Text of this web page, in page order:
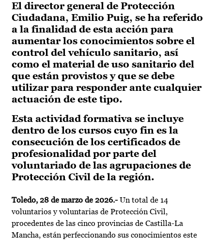
El director general de Protección
Ciudadana, Emilio Puig, se ha referido
a la finalidad de esta acción para
aumentar los conocimientos sobre el
control del vehículo sanitario, así
como el material de uso sanitario del
que están provistos y que se debe
utilizar para responder ante cualquier
actuación de este tipo.
Esta actividad formativa se incluye
dentro de los cursos cuyo fin es la
consecución de los certificados de
profesionalidad por parte del
voluntariado de las agrupaciones de
Protección Civil de la región.
Toledo, 28 de marzo de 2026.- Un total de 14
voluntarios y voluntarias de Protección Civil,
procedentes de las cinco provincias de Castilla-La
Mancha, están perfeccionando sus conocimientos este